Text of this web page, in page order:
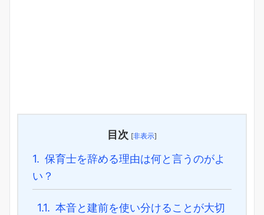
目次 [非表示]
1. 保育士を辞める理由は何と言うのがよ
い？
1.1. 本音と建前を使い分けることが大切